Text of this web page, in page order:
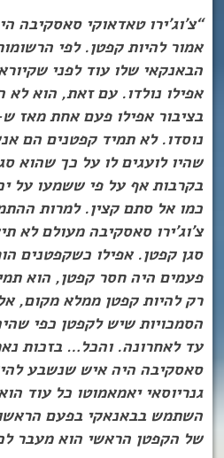
“צ’וג’ירו טאדאוקי סאסקיבה
אמור להיות קפטן. לפי
הבאנקאי שלו עוד לפני
אפילו נולדו. עם זאת, הוא לא
נוסדו. לא תמיד קפטנים הם
שהיו לועגים לו על כך שהוא
בקרבות אף על פי ששמעו על
כמו אל סתם קצין. למרות
צ’וג’ירו סאסקיבה מעולם לא
סגן קפטן. אפילו כשקפטנים
פעמים היה חסר קפטן, הוא
רק להיות קפטן ממלא מקום,
הסמכויות שיש לקפטן כפי
עד לאחרונה. והכל… בזכות
סאסקיבה היה איש שנשבע
גנריוסאי יאמאמוטו כל עוד
השתמש בבאנאקי בפעם
של הקפטן הראשי הוא מעבר